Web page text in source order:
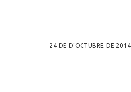
24 DE D’OCTUBRE DE 2014